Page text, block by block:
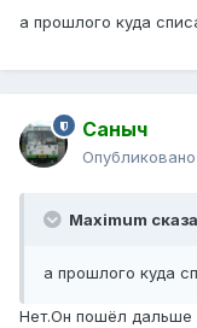
а прошлого куда
Саныч
Опубликовано
Maximum
а прошлого куда
Нет.Он пошёл дальше